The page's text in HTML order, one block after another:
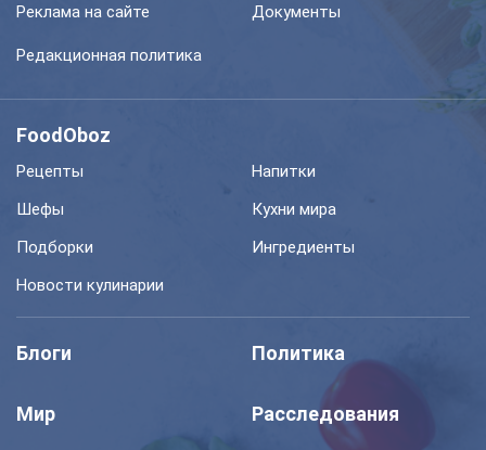
Реклама на сайте Документы
Редакционная политика
FoodOboz
Рецепты
Напитки
Шефы
Кухни мира
Подборки
Ингредиенты
Новости кулинарии
Блоги Политика
Мир Расследования